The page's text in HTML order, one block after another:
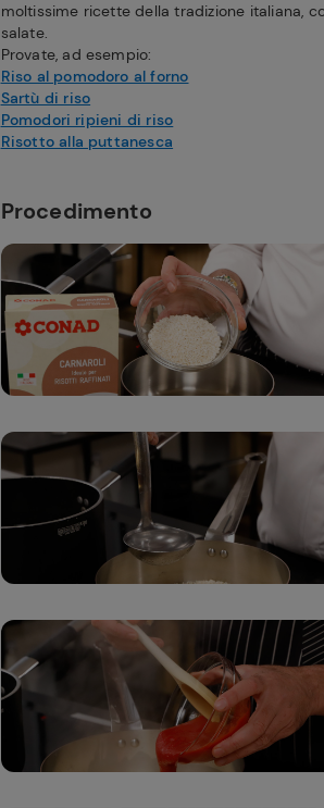
moltissime ricette della tradizione italiana,
salate.
Provate, ad esempio:
Riso al pomodoro al forno
Sartù di riso
Pomodori ripieni di riso
Risotto alla puttanesca
Procedimento